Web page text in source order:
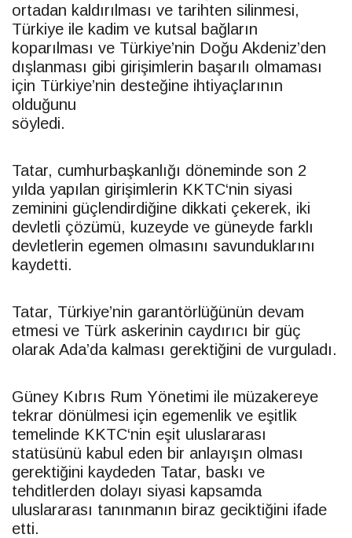
ortadan kaldırılması ve tarihten silinmesi,
Türkiye ile kadim ve kutsal bağların
koparılması ve Türkiye’nin Doğu Akdeniz’den
dışlanması gibi girişimlerin başarılı olmaması
için Türkiye’nin desteğine ihtiyaçlarının
olduğunu
söyledi.
Tatar, cumhurbaşkanlığı döneminde son 2
yılda yapılan girişimlerin KKTC‘nin siyasi
zeminini güçlendirdiğine dikkati çekerek, iki
devletli çözümü, kuzeyde ve güneyde farklı
devletlerin egemen olmasını savunduklarını
kaydetti.
Tatar, Türkiye’nin garantörlüğünün devam
etmesi ve Türk askerinin caydırıcı bir güç
olarak Ada’da kalması gerektiğini de vurguladı.
Güney Kıbrıs Rum Yönetimi ile müzakereye
tekrar dönülmesi için egemenlik ve eşitlik
temelinde KKTC‘nin eşit uluslararası
statüsünü kabul eden bir anlayışın olması
gerektiğini kaydeden Tatar, baskı ve
tehditlerden dolayı siyasi kapsamda
uluslararası tanınmanın biraz geciktiğini ifade
etti.